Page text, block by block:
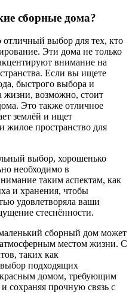
сборные дома?
выбор для тех, кто
Эти дома не только
внимание на
Если вы ищете
быстрого выбора и
жизни, возможно, стоит
Это также отличное
землёй и ищет
жилое пространство для
выбор, хорошенько
необходимо в
таким аспектам, как
и хранения, чтобы
удовлетворяла ваши
стеснённости.
сборный дом может
местом жизни. С
таких как
подходящих
домом, требующим
сохраняя прочную связь с